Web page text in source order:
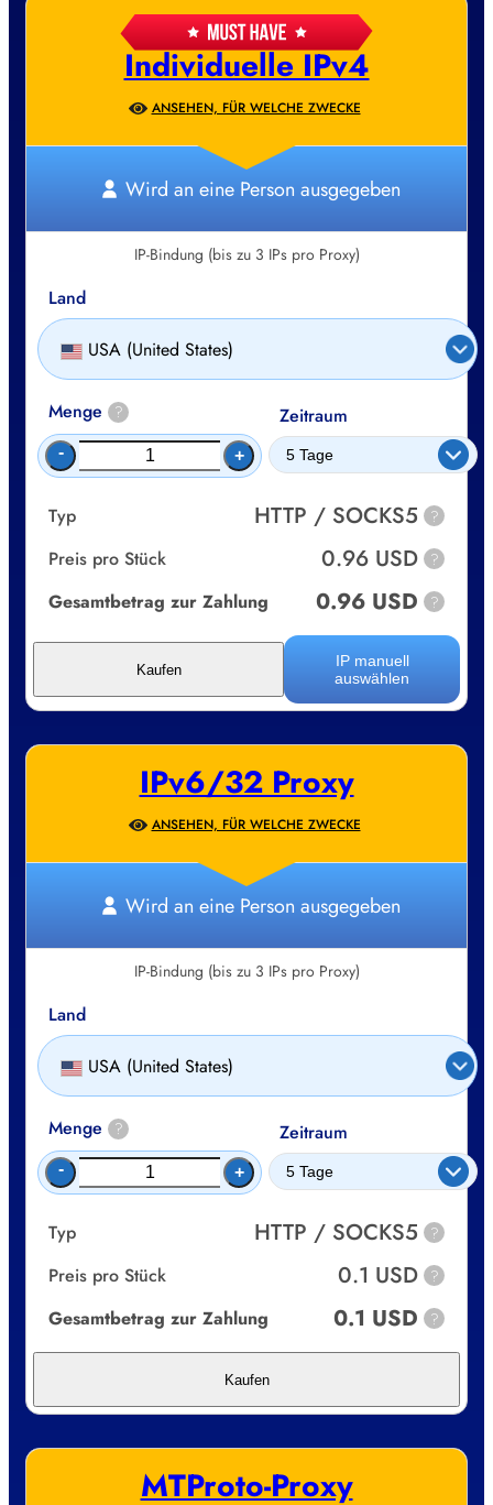
Individuelle IPv4
ANSEHEN, FÜR WELCHE ZWECKE
Wird an eine Person ausgegeben
IP-Bindung (bis zu 3 IPs pro Proxy)
Land
USA (United States)
Menge ?
- +
Zeitraum
Typ HTTP / SOCKS5 ?
Preis pro Stück 0.96 USD ?
Gesamtbetrag zur Zahlung 0.96 USD ?
IP manuell
auswählen
Kaufen
IPv6/32 Proxy
ANSEHEN, FÜR WELCHE ZWECKE
Wird an eine Person ausgegeben
IP-Bindung (bis zu 3 IPs pro Proxy)
Land
USA (United States)
Menge ?
- +
Zeitraum
Typ HTTP / SOCKS5 ?
Preis pro Stück 0.1 USD ?
Gesamtbetrag zur Zahlung 0.1 USD ?
Kaufen
MTProto-Proxy